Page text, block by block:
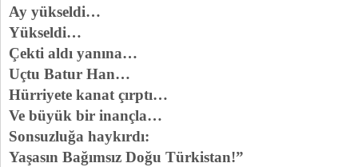
Ay yükseldi…
Yükseldi…
Çekti aldı yanına…
Uçtu Batur Han…
Hürriyete kanat çırptı…
Ve büyük bir inançla…
Sonsuzluğa haykırdı:
Yaşasın Bağımsız Doğu Türkistan!”